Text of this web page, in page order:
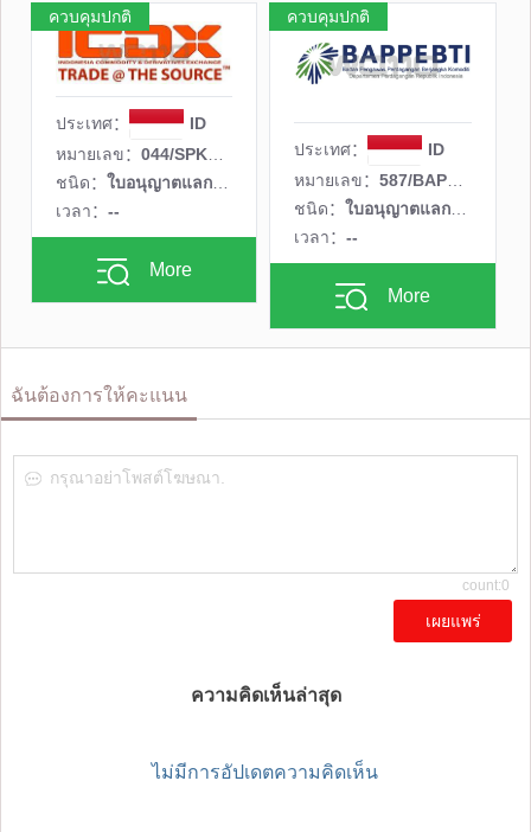
ประเทศ：
ID
หมายเลข： 044/SPKB/ICDX/III/2019
ชนิด： ใบอนุญาตแลกเปลี่ยนเงินทุน
เวลา： --
More
ควบคุมปกติ
ประเทศ：
ID
หมายเลข：587/BAPPEBTI/SI/XII/2004
ชนิด：ใบอนุญาตแลกเปลี่ยนเงินทุน
เวลา：--
More
ควบคุมปกติ
ฉันต้องการให้คะแนน
count:0
กรุณาอย่าโพสต์โฆษณา.
เผยแพร่
ความคิดเห็นล่าสุด
ไม่มีการอัปเดตความคิดเห็น